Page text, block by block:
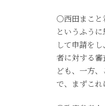
○西田まこと
というふう
して申請を
者に対する
ども、一方
で、まずこれ